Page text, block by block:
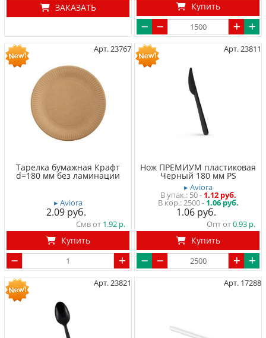
ЗАКАЗАТЬ Купить
Арт. 23767
Тарелка бумажная Крафт
d=180 мм без ламинации
▸ Aviora
2.09
Смв от 1.92
Купить
Арт. 23811
Нож ПРЕМИУМ пластиковая
Черный 180 мм PS
▸ Aviora
50- 1.12 руб.
2500 - 1.06 руб.
1.06
Опт от0.93
Купить
Арт. 23821 Арт. 17288